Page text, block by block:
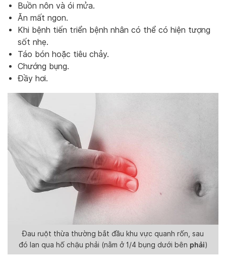
Buồn nôn và ói mửa.
Ăn mất ngon.
Khi bệnh tiến triển bệnh nhân có thể có hiện tượng
sốt nhẹ.
Táo bón hoặc tiêu chảy.
Chướng bụng.
Đầy hơi.
Đau ruột thừa thường bắt đầu khu vực quanh rốn, sau
đó lan qua hố chậu phải (nằm ở 1/4 bụng dưới bên phải)